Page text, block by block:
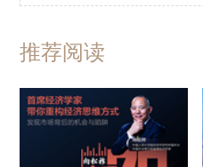
推荐阅读